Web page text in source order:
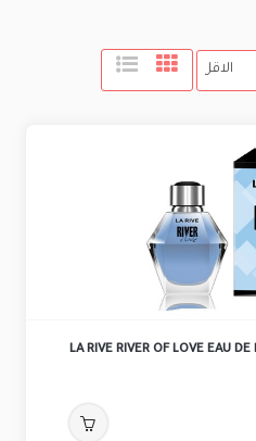
LA RIVE RIVER OF LOVE EAU